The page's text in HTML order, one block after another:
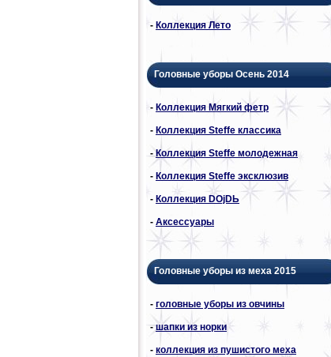
- Коллекция Лето
Головные уборы Осень 2014
- Коллекция Мягкий фетр
- Коллекция Steffe классика
-Коллекция Steffe молодежная
- Коллекция Steffe эксклюзив
- Коллекция DОjDЬ
- Аксессуары
Головные уборы из меха 2015
- головные уборы из овчины
-шапки из норки
- коллекция из пушистого меха